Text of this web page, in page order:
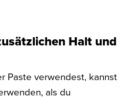
Halt und
Paste verwendest, kannst
als du